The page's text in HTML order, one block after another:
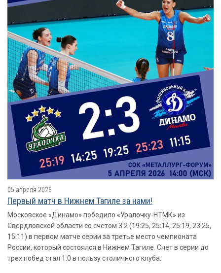
05 апреля 2026
Первый матч в Нижнем Тагиле за нами!
Московское «Динамо» победило «Уралочку-НТМК» из
Свердловской области со счетом 3:2 (19:25, 25:14, 25:19, 23:25,
15:11) в первом матче серии за третье место чемпионата
России, который состоялся в Нижнем Тагиле. Счет в серии до
трех побед стал 1:0 в пользу столичного клуба.